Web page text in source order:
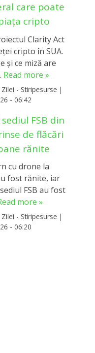
care poate
cripto
Clarity Act
cripto în SUA.
și ce miză are
Read more »
- Stiripesurse |
- 06:42
FSB din
de flăcări
rănite
cu drone la
fost rănite, iar
FSB au fost
more »
- Stiripesurse |
- 06:20